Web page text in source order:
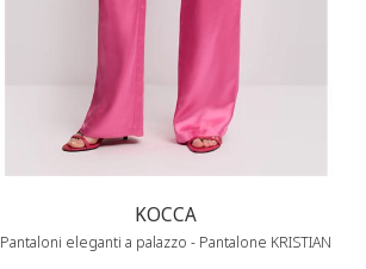
KOCCA
Pantaloni eleganti a palazzo - Pantalone KRISTIAN